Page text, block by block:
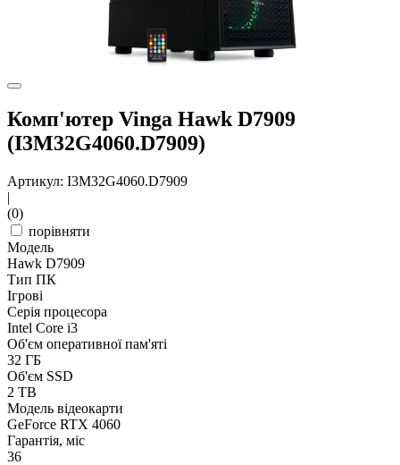
Комп'ютер Vinga Hawk D7909
(I3M32G4060.D7909)
Артикул: I3M32G4060.D7909
|
(0)
порівняти
Модель
Hawk D7909
Тип ПК
Ігрові
Серія процесора
Intel Core i3
Об'єм оперативної пам'яті
32 ГБ
Об'єм SSD
2 TB
Модель відеокарти
GeForce RTX 4060
Гарантія, міс
36